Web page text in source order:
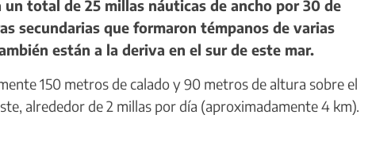
total de 25 millas náuticas de ancho por 30 de
secundarias que formaron témpanos de varias
están a la deriva en el sur de este mar.
150 metros de calado y 90 metros de altura sobre el
alrededor de 2 millas por día (aproximadamente 4 km).